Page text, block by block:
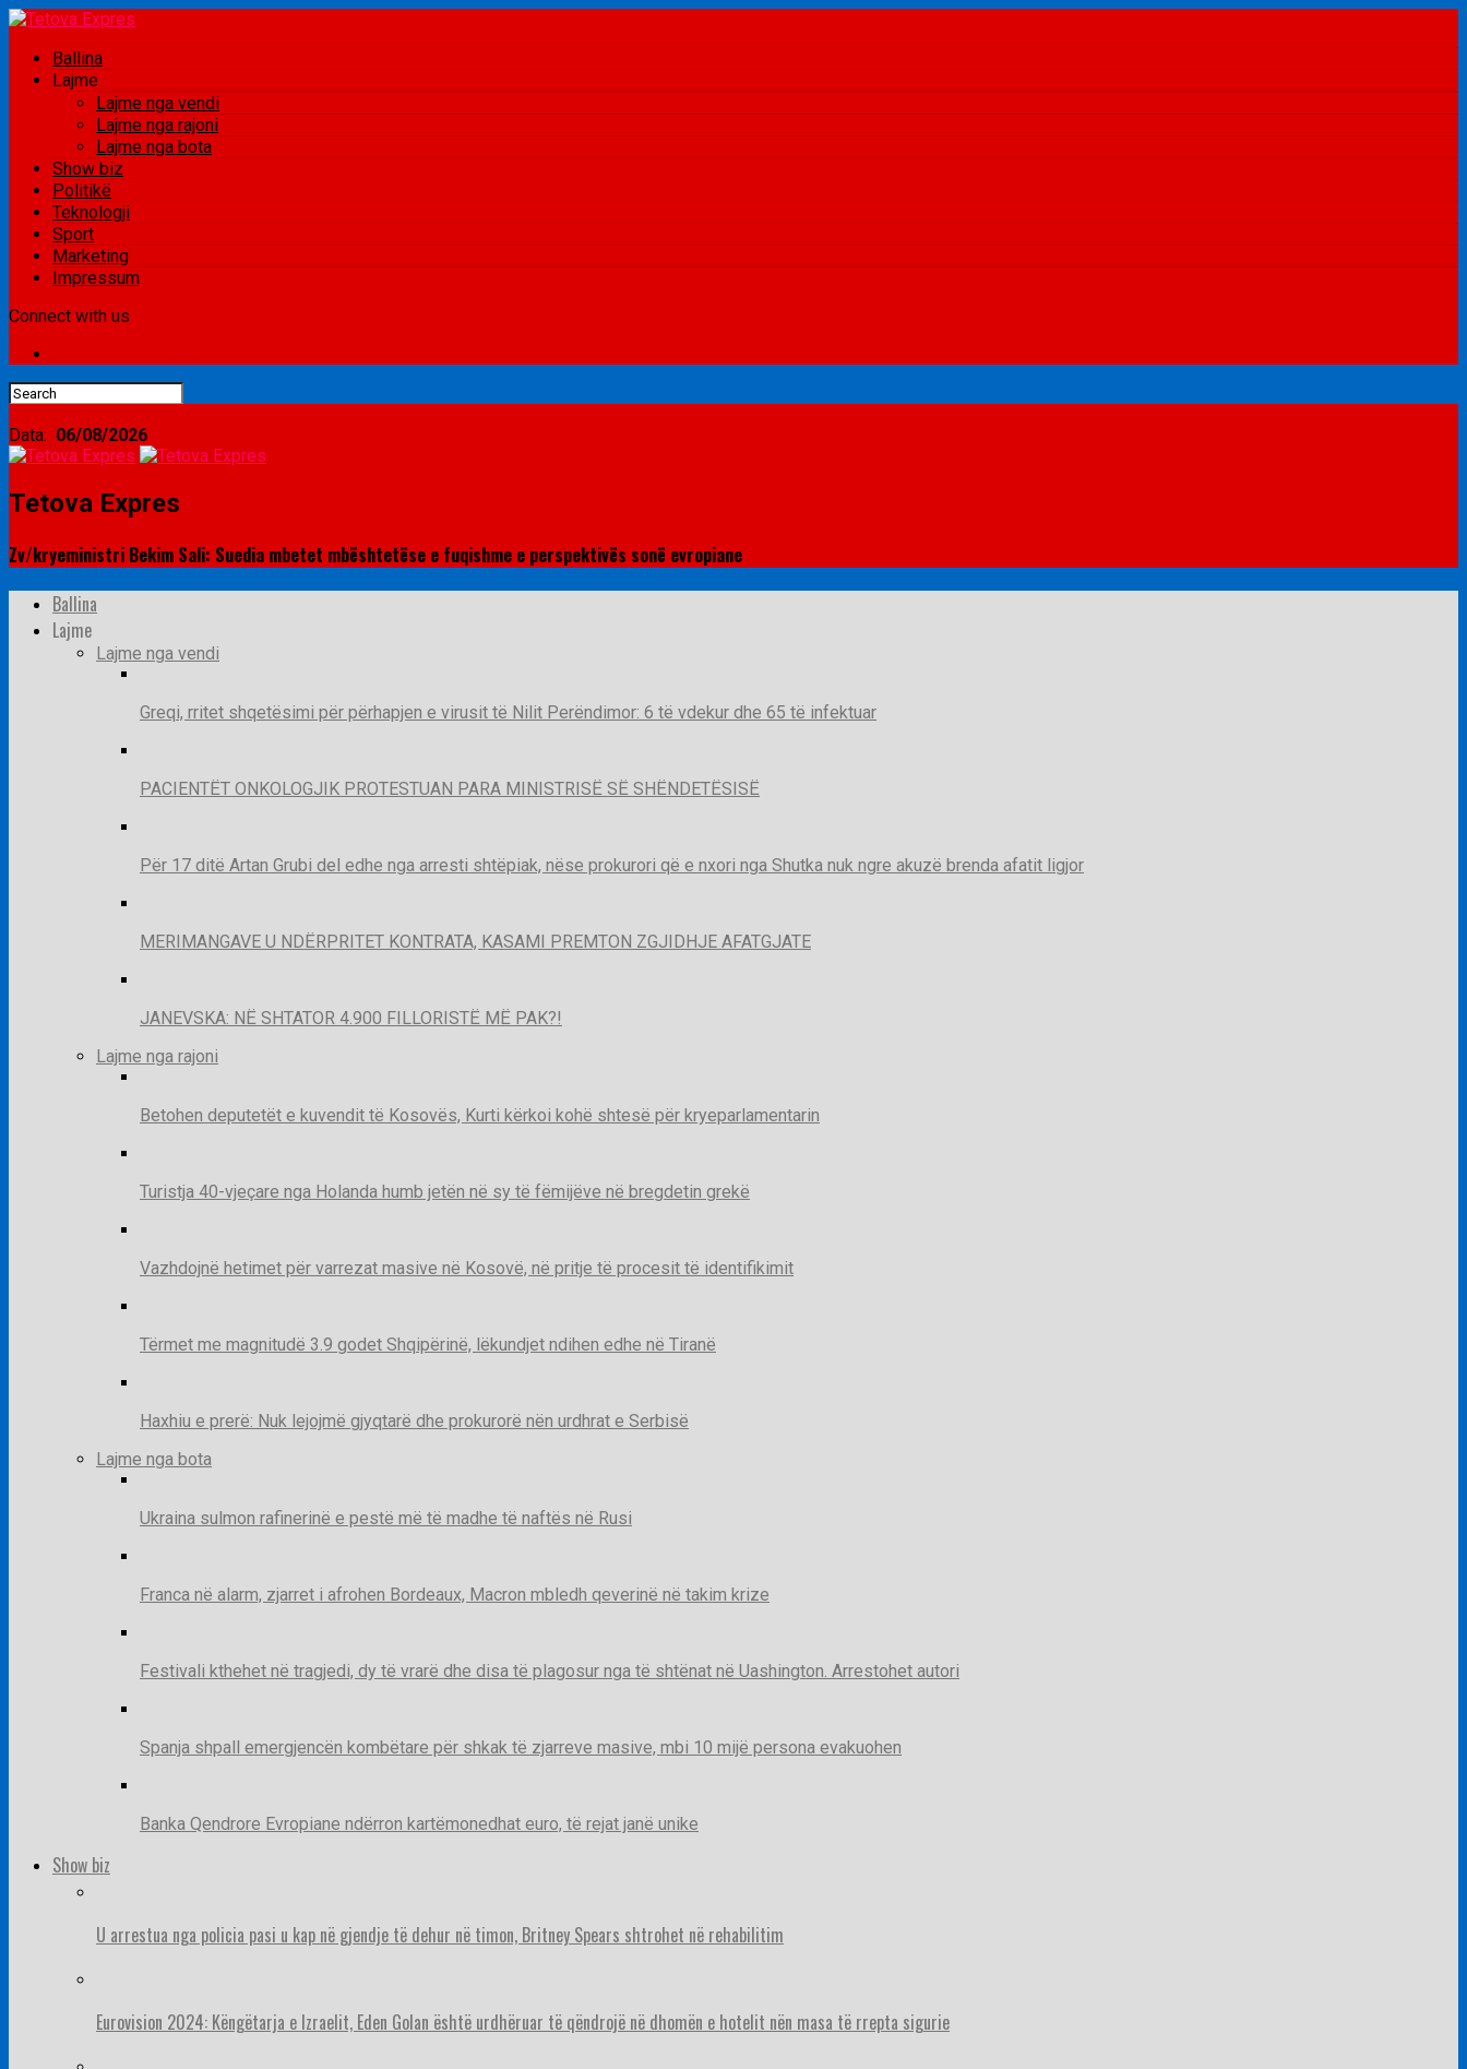
Ballina
Lajme
Lajme nga vendi
Lajme nga rajoni
Lajme nga bota
Show biz
Politikë
Teknologji
Sport
Marketing
Impressum
Connect with us
Data: 06/08/2026
Tetova Expres
Zv/kryeministri Bekim Sali: Suedia mbetet mbështetëse e fuqishme e perspektivës sonë evropiane
Ballina
Lajme
Lajme nga vendi
Greqi, rritet shqetësimi për përhapjen e virusit të Nilit Perëndimor: 6 të vdekur dhe 65 të infektuar
PACIENTËT ONKOLOGJIK PROTESTUAN PARA MINISTRISË SË SHËNDETËSISË
Për 17 ditë Artan Grubi del edhe nga arresti shtëpiak, nëse prokurori që e nxori nga Shutka nuk ngre akuzë brenda afatit ligjor
MERIMANGAVE U NDËRPRITET KONTRATA, KASAMI PREMTON ZGJIDHJE AFATGJATE
JANEVSKA: NË SHTATOR 4.900 FILLORISTË MË PAK?!
Lajme nga rajoni
Betohen deputetët e kuvendit të Kosovës, Kurti kërkoi kohë shtesë për kryeparlamentarin
Turistja 40-vjeçare nga Holanda humb jetën në sy të fëmijëve në bregdetin grekë
Vazhdojnë hetimet për varrezat masive në Kosovë, në pritje të procesit të identifikimit
Tërmet me magnitudë 3.9 godet Shqipërinë, lëkundjet ndihen edhe në Tiranë
Haxhiu e prerë: Nuk lejojmë gjyqtarë dhe prokurorë nën urdhrat e Serbisë
Lajme nga bota
Ukraina sulmon rafinerinë e pestë më të madhe të naftës në Rusi
Franca në alarm, zjarret i afrohen Bordeaux, Macron mbledh qeverinë në takim krize
Festivali kthehet në tragjedi, dy të vrarë dhe disa të plagosur nga të shtënat në Uashington. Arrestohet autori
Spanja shpall emergjencën kombëtare për shkak të zjarreve masive, mbi 10 mijë persona evakuohen
Banka Qendrore Evropiane ndërron kartëmonedhat euro, të rejat janë unike
Show biz
U arrestua nga policia pasi u kap në gjendje të dehur në timon, Britney Spears shtrohet në rehabilitim
Eurovision 2024: Këngëtarja e Izraelit, Eden Golan është urdhëruar të qëndrojë në dhomën e hotelit nën masa të rrepta sigurie